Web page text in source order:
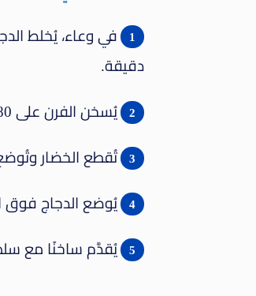
دقيقة.
يُسخن الفرن على 180 درجة مئوية.
تُقطع الخضار
يُوضع الدجاج فوق الخضار،
يُقدَّم ساخنًا مع